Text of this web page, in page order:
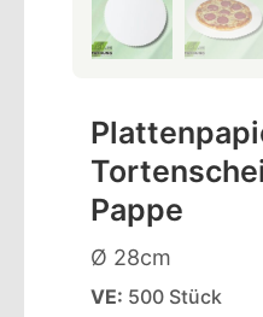
Pappe
Ø 28cm
VE: 500 Stück